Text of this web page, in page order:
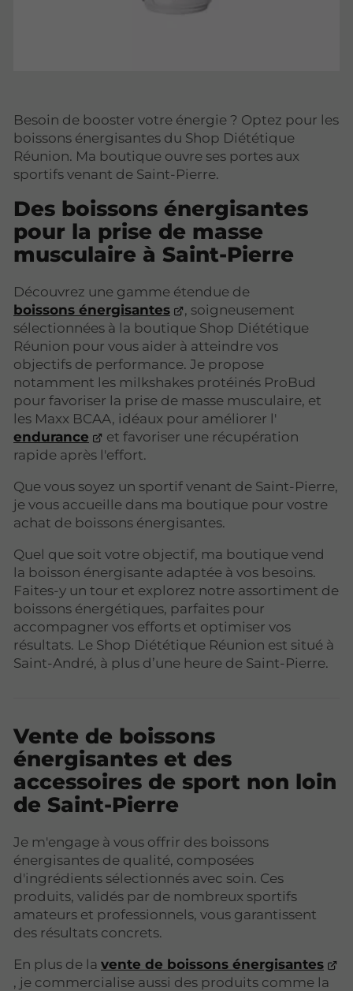
Besoin de booster votre énergie ? Optez pour les
boissons énergisantes du Shop Diététique
Réunion. Ma boutique ouvre ses portes aux
sportifs venant de Saint-Pierre.
Des boissons énergisantes
pour la prise de masse
musculaire à Saint-Pierre
Découvrez une gamme étendue de
boissons énergisantes
, soigneusement
sélectionnées à la boutique Shop Diététique
Réunion pour vous aider à atteindre vos
objectifs de performance. Je propose
notamment les milkshakes protéinés ProBud
pour favoriser la prise de masse musculaire, et
les Maxx BCAA, idéaux pour améliorer l'
endurance
et favoriser une récupération
rapide après l'effort.
Que vous soyez un sportif venant de Saint-Pierre,
je vous accueille dans ma boutique pour vostre
achat de boissons énergisantes.
Quel que soit votre objectif, ma boutique vend
la boisson énergisante adaptée à vos besoins.
Faites-y un tour et explorez notre assortiment de
boissons énergétiques, parfaites pour
accompagner vos efforts et optimiser vos
résultats. Le Shop Diététique Réunion est situé à
Saint-André, à plus d’une heure de Saint-Pierre.
Vente de boissons
énergisantes et des
accessoires de sport non loin
de Saint-Pierre
Je m'engage à vous offrir des boissons
énergisantes de qualité, composées
d'ingrédients sélectionnés avec soin. Ces
produits, validés par de nombreux sportifs
amateurs et professionnels, vous garantissent
des résultats concrets.
En plus de la vente de boissons énergisantes
, je commercialise aussi des produits comme la